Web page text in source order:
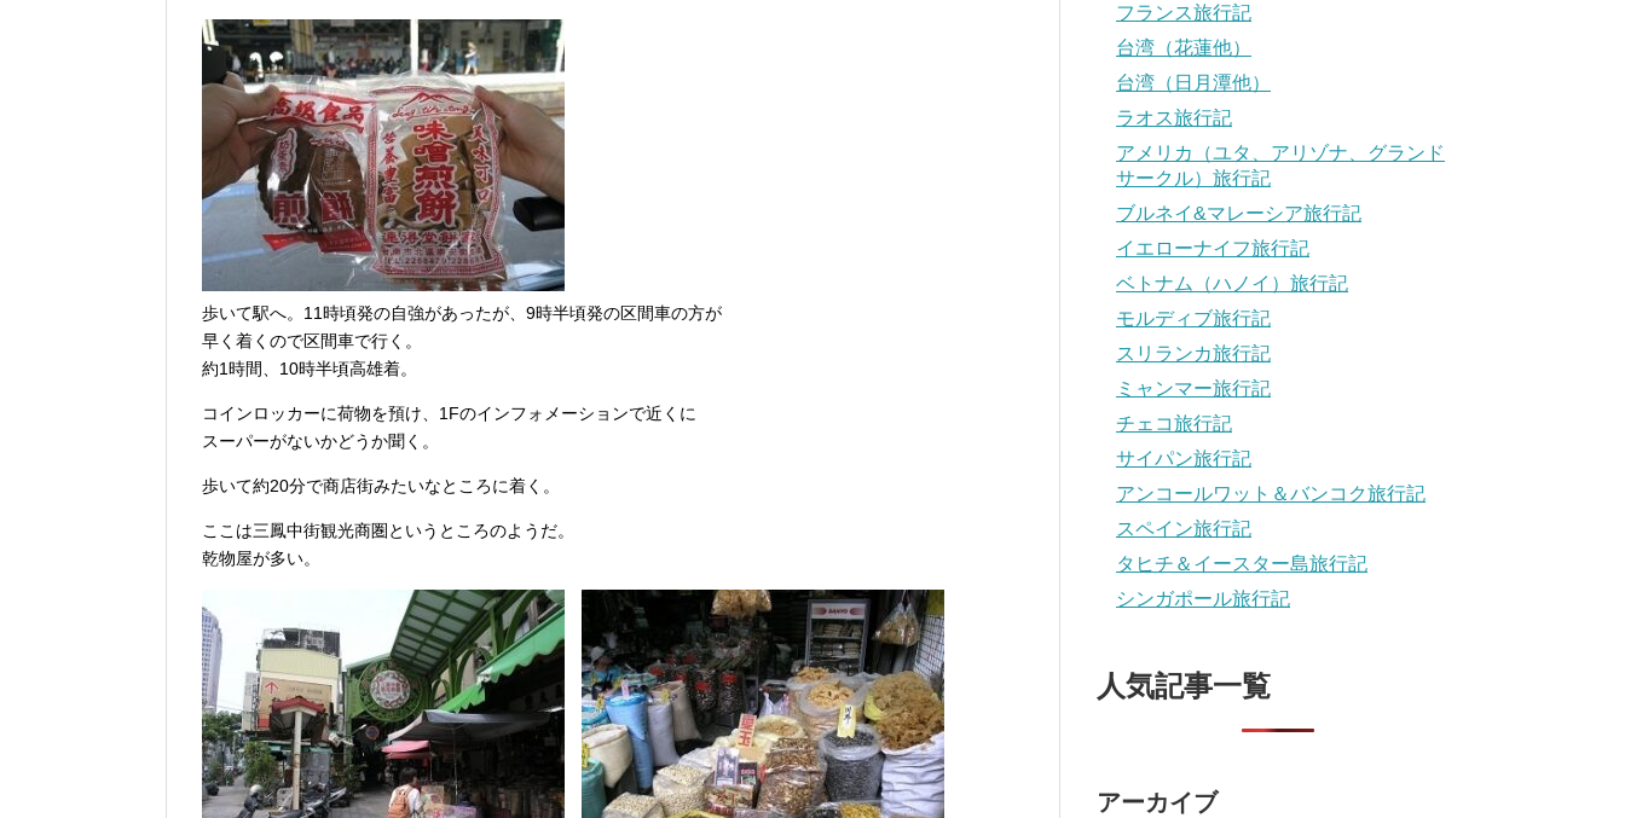
歩いて駅へ。11時頃発の自強があったが、9時半頃発の区間車の方が
早く着くので区間車で行く。
約1時間、10時半頃高雄着。
コインロッカーに荷物を預け、1Fのインフォメーションで近くに
スーパーがないかどうか聞く。
歩いて約20分で商店街みたいなところに着く。
ここは三鳳中街観光商圏というところのようだ。
乾物屋が多い。
フランス旅行記
台湾（花蓮他）
台湾（日月潭他）
ラオス旅行記
アメリカ（ユタ、アリゾナ、グランド
サークル）旅行記
ブルネイ&マレーシア旅行記
イエローナイフ旅行記
ベトナム（ハノイ）旅行記
モルディブ旅行記
スリランカ旅行記
ミャンマー旅行記
チェコ旅行記
サイパン旅行記
アンコールワット＆バンコク旅行記
スペイン旅行記
タヒチ＆イースター島旅行記
シンガポール旅行記
人気記事一覧
アーカイブ